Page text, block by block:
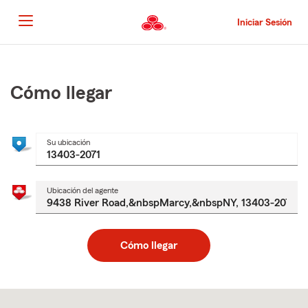
al
contenido
principal
Iniciar Sesión
principal
Cómo llegar
Su ubicación
Ubicación del agente
Cómo llegar
to